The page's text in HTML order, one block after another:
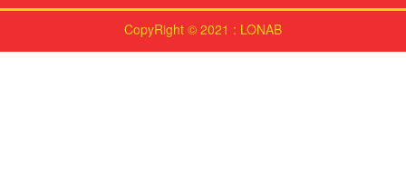
CopyRight © 2021 : LONAB